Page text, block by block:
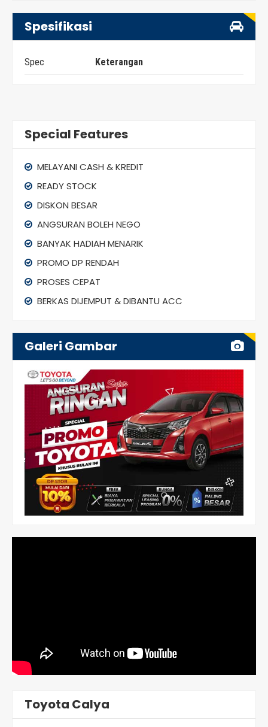
Spesifikasi
Spec Keterangan
Special Features
MELAYANI CASH & KREDIT
READY STOCK
DISKON BESAR
ANGSURAN BOLEH NEGO
BANYAK HADIAH MENARIK
PROMO DP RENDAH
PROSES CEPAT
BERKAS DIJEMPUT & DIBANTU ACC
Galeri Gambar
Toyota Calya